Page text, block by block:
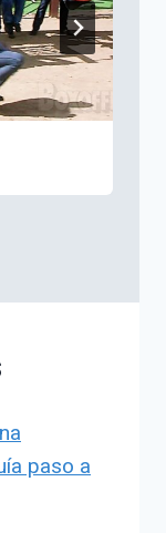
paso a